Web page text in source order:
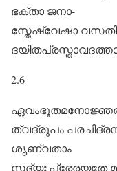
ഭക്താ ജനാ-
സ്തേഷ്വേഷാ
2.6
ത്വദ്രൂപം
ശൃണ്വതാം
സദ്യഃ പ്രേരയതേ